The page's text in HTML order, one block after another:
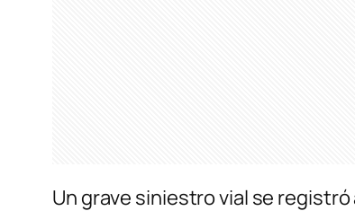
Un grave siniestro vial se